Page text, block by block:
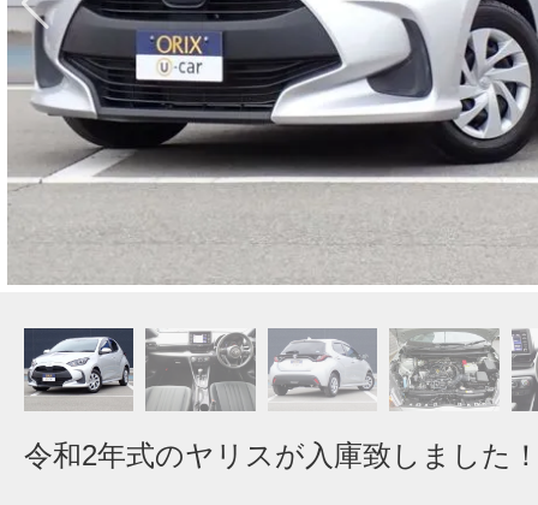
令和2年式のヤリスが入庫致しました